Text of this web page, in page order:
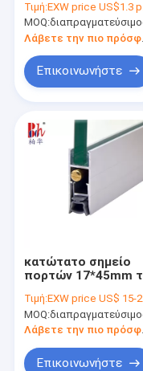
σιλικόνης με το
λευκό 45mm
κόλλας της 3M
Τιμή:EXW price US$1.3 per piece
MOQ:
Λάβετε την πιο πρόσφατη τιμή
Επικοινωνήστε
κατώτατο σημείο
πορτών 17*45mm
το αλουμίνιο
Weatherstrips για
την πόρτα χλόης
Τιμή:EXW price US$ 15-20/ set
MOQ:
Λάβετε την πιο πρόσφατη τιμή
Επικοινωνήστε